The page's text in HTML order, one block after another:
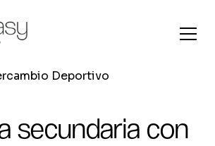
Deportivo
secundaria con